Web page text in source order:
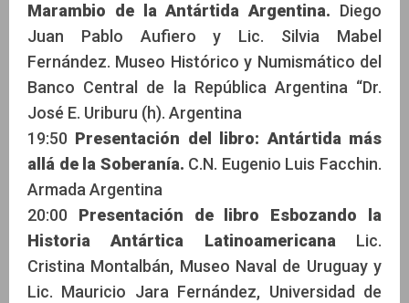
Marambio de la Antártida Argentina. Diego
Juan Pablo Aufiero y Lic. Silvia Mabel
Fernández. Museo Histórico y Numismático del
Banco Central de la República Argentina “Dr.
José E. Uriburu (h). Argentina
19:50 Presentación del libro: Antártida más
allá de la Soberanía. C.N. Eugenio Luis Facchin.
Armada Argentina
20:00 Presentación de libro Esbozando la
Historia Antártica Latinoamericana Lic.
Cristina Montalbán, Museo Naval de Uruguay y
Lic. Mauricio Jara Fernández, Universidad de